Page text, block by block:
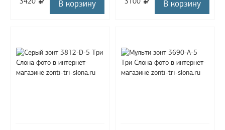
В корзину В корзину